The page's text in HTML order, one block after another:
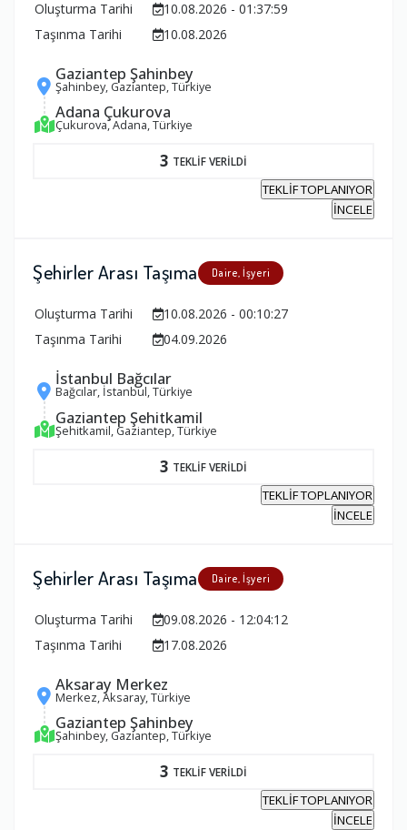
Oluşturma Tarihi
10.08.2026 - 01:37:59
Taşınma Tarihi
10.08.2026
Gaziantep Şahinbey
Şahinbey, Gaziantep, Türkiye
Adana Çukurova
Çukurova, Adana, Türkiye
3 TEKLİF VERİLDİ
TEKLİF TOPLANIYOR
İNCELE
Şehirler Arası Taşıma Daire, İşyeri
Oluşturma Tarihi
10.08.2026 - 00:10:27
Taşınma Tarihi
04.09.2026
İstanbul Bağcılar
Bağcılar, İstanbul, Türkiye
Gaziantep Şehitkamil
Şehitkamil, Gaziantep, Türkiye
3 TEKLİF VERİLDİ
TEKLİF TOPLANIYOR
İNCELE
Şehirler Arası Taşıma Daire, İşyeri
Oluşturma Tarihi
09.08.2026 - 12:04:12
Taşınma Tarihi
17.08.2026
Aksaray Merkez
Merkez, Aksaray, Türkiye
Gaziantep Şahinbey
Şahinbey, Gaziantep, Türkiye
3 TEKLİF VERİLDİ
TEKLİF TOPLANIYOR
İNCELE